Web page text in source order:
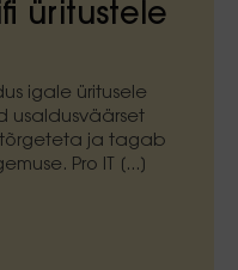
üritustele
igale üritusele
usaldusväärset
tõrgeteta ja tagab
Pro IT [...]